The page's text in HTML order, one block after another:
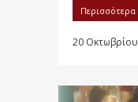
Περισσότερα
20